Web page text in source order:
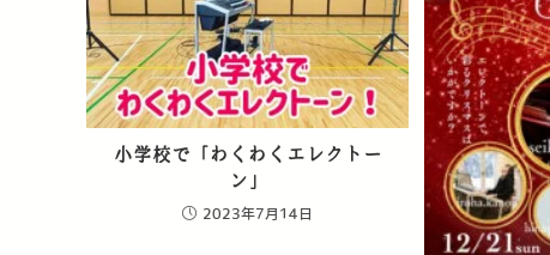
小学校で「わくわくエレクトー
ン」
2023年7月14日